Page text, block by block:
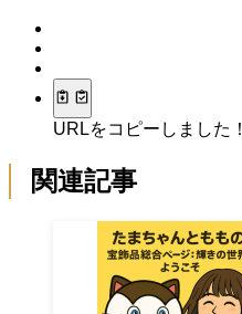
URLをコピーしました！
関連記事